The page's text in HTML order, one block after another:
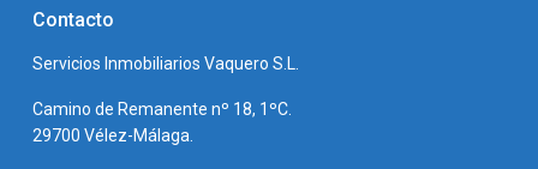
Contacto
Servicios Inmobiliarios Vaquero S.L.
Camino de Remanente nº 18, 1ºC.
29700 Vélez-Málaga.